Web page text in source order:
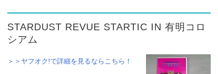
STARDUST REVUE STARTIC IN 有明コロ
シアム
＞＞ヤフオク!で詳細を見るならこちら！